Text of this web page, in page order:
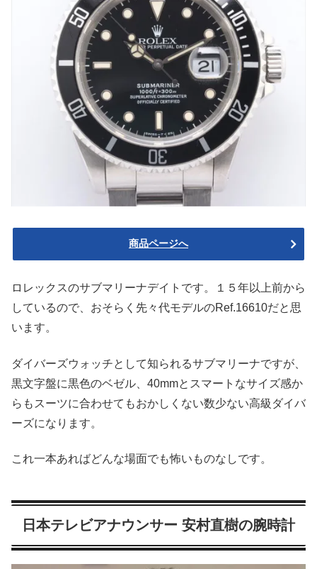
商品ページへ
ロレックスのサブマリーナデイトです。１５年以上前から
しているので、おそらく先々代モデルのRef.16610だと思
います。
ダイバーズウォッチとして知られるサブマリーナですが、
黒文字盤に黒色のベゼル、40mmとスマートなサイズ感か
らもスーツに合わせてもおかしくない数少ない高級ダイバ
ーズになります。
これ一本あればどんな場面でも怖いものなしです。
日本テレビアナウンサー 安村直樹の腕時計